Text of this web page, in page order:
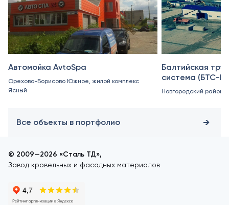
Автомойка AvtoSpa
Орехово-Борисово Южное, жилой комплекс
Ясный
Балтийская
система (БТС-II)
Новгородский район
Все объекты в портфолио
© 2009—2026 «Сталь ТД»,
Завод кровельных и фасадных материалов